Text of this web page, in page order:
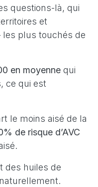
questions-là, qui
et
les plus touchés de
en moyenne qui
ce qui est
le moins aisé de la
de risque d’AVC
des huiles de